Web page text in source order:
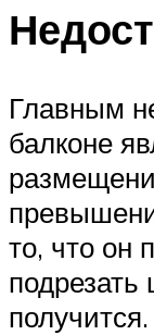
Главным
балконе
то, что он
получится.